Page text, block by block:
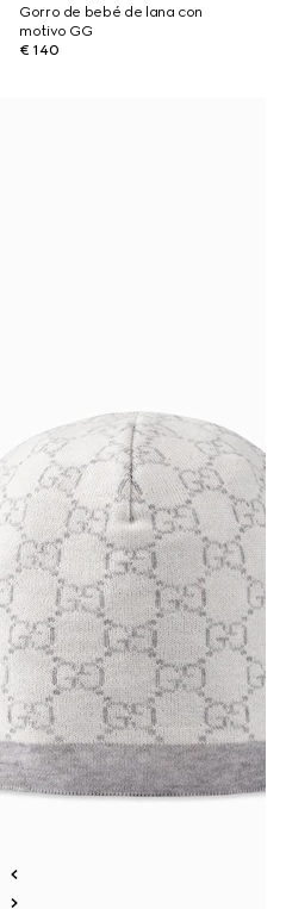
Gorro de bebé de lana con
motivo GG
€ 140